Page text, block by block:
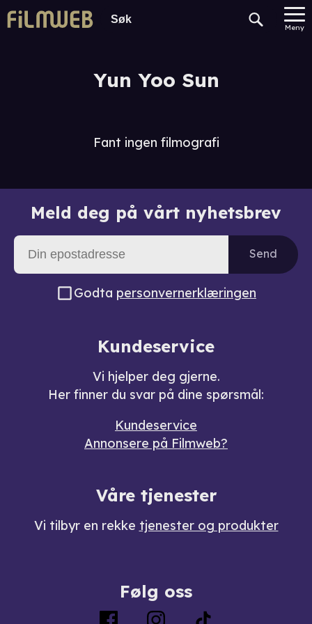
Meny
Yun Yoo Sun
Fant ingen filmografi
Meld deg på vårt nyhetsbrev
Send
Godta personvernerklæringen
Kundeservice
Vi hjelper deg gjerne.
Her finner du svar på dine spørsmål:
Kundeservice
Annonsere på Filmweb?
Våre tjenester
Vi tilbyr en rekke tjenester og produkter
Følg oss